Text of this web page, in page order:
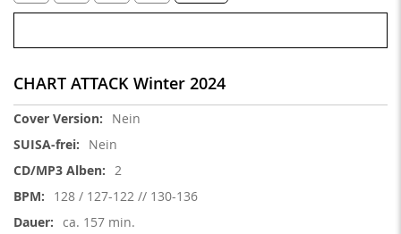
CHART ATTACK Winter 2024
Weitere
Nein
Nein
2
128 / 127-122 // 130-136
ca. 157 min.